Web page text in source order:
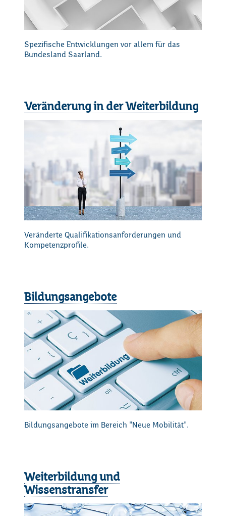
Spezifische Entwicklungen vor allem für das
Bundesland Saarland.
Veränderung in der Weiterbildung
Veränderte Qualifikationsanforderungen und
Kompetenzprofile.
Bildungsangebote
Bildungsangebote im Bereich "Neue Mobilität".
Weiterbildung und
Wissenstransfer